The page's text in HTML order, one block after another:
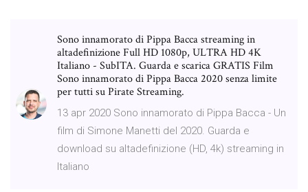
Sono innamorato di Pippa Bacca streaming in
altadefinizione Full HD 1080p, ULTRA HD 4K
Italiano - SubITA. Guarda e scarica GRATIS Film
Sono innamorato di Pippa Bacca 2020 senza limite
per tutti su Pirate Streaming.
13 apr 2020 Sono innamorato di Pippa Bacca - Un
film di Simone Manetti del 2020. Guarda e
download su altadefinizione (HD, 4k) streaming in
Italiano